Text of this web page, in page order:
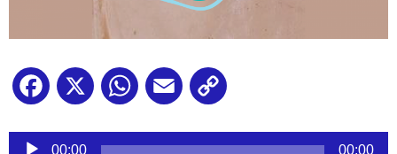
Facebook
X WhatsApp
Email
Reproductor
00:00 00:00